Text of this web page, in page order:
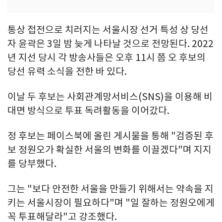
통상 접전으로 치러지는 서울시장 선거 특성 상 당선
자 윤곽은 3일 밤 늦게 나타날 것으로 전망된다. 2022
년 지선 당시 각 방송사들은 오후 11시 쯤 오 후보의
당선 유력 소식을 전한 바 있다.
이날 두 후보는 사회관계망서비스(SNS)을 이용해 비
대면 방식으로 투표 독려활동을 이어갔다.
정 후보는 페이스북에 올린 게시물을 통해 "검증된 후
보 정원오가 확실한 서울의 변화를 이끌겠다"며 지지
를 당부했다.
그는 "보다 안전한 서울을 만들기 위해서는 약속을 지
키는 서울시장이 필요하다"며 "일 잘하는 정원오에게
꼭 투표해달라"고 강조했다.